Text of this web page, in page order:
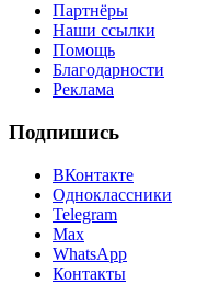
Партнёры
Наши ссылки
Помощь
Благодарности
Реклама
Подпишись
ВКонтакте
Одноклассники
Telegram
Max
WhatsApp
Контакты